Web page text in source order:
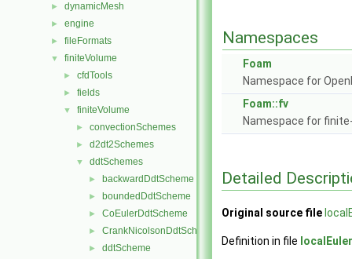
► dynamicMesh
► engine
► fileFormats
▼ finiteVolume
► cfdTools
► fields
▼ finiteVolume
► convectionSchemes
► d2dt2Schemes
▼ ddtSchemes
► backwardDdtScheme
► boundedDdtScheme
► CoEulerDdtScheme
► CrankNicolsonDdtScheme
► ddtScheme
Namespaces
Foam
Namespace for
Foam::fv
Namespace for
Detailed
Original source file
Definition in file